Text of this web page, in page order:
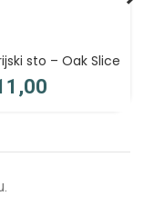
sto – Oak Slice